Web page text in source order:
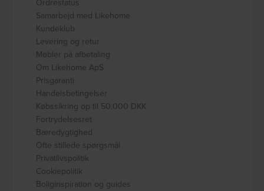
Ordrestatus
Samarbejd med Likehome
Kundeklub
Levering og retur
Møbler på afbetaling
Om Likehome ApS
Prisgaranti
Handelsbetingelser
Købssikring op til 50.000 DKK
Fortrydelsesret
Bæredygtighed
Ofte stillede spørgsmål
Privatlivspolitik
Cookiepolitik
Boliginspiration og guides